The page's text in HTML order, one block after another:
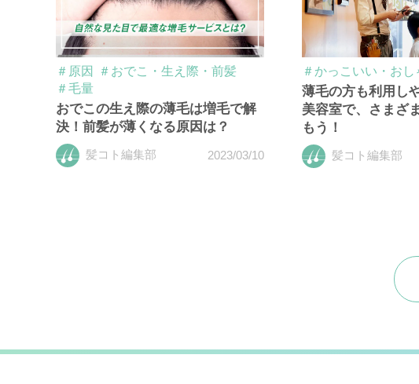
＃原因
＃おでこ・生え際・前髪
＃毛量
おでこの生え際の薄毛は増毛で解
決！前髪が薄くなる原因は？
髪コト編集部 2023/03/10
＃かっこいい・おし
薄毛の方も利用し
美容室で、さまざ
もう！
髪コト編集部